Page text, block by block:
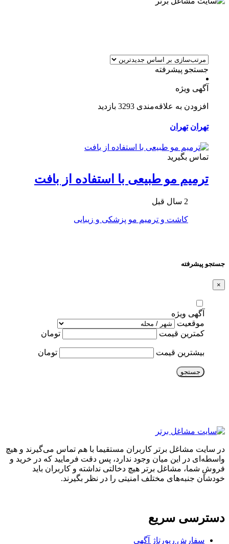
جستجو پیشرفته
آگهی ویژه
افزودن به علاقه‌مندی 3293 بازدید
تهران تهران
تماس بگیرید
ترمیم مو طبیعی با استفاده از بافت
2 سال قبل
کاشت و ترمیم مو پزشکی و زیبایی
جستجو پیشرفته
×
آگهی ویژه
موقعیت
کمترین قیمت
تومان
بیشترین قیمت تومان
جستجو
در سایت مشاغل برتر کاربران مستقیما با هم تماس می‌گیرند و هیچ
واسطه‌ای در این میان وجود ندارد، پس دقت فرمایید که در خرید و
فروشِ شما، مشاغل برتر هیچ دخالتی نداشته و کاربران باید
خودشان جنبه‌های مختلف امنیتی را در نظر بگیرند.
دسترسی سریع
سفارش رپورتاژ آگهی